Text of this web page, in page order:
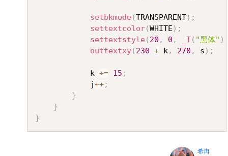
setbkmode(TRANSPARENT) ;
settextcolor(WHITE ) ;
settextstyle( 20 , 0 , _T( "黑体" )
outtextxy( 230 + k, 270 , s ) ;
			k
+= 15 ;
			j
++;
}
}
}
希冉